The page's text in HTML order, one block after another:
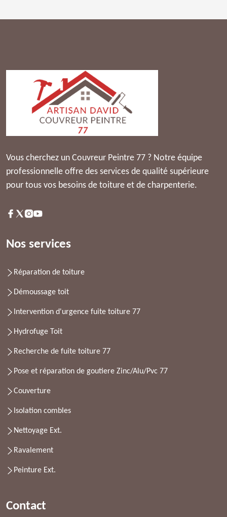
Vous cherchez un Couvreur Peintre 77 ? Notre équipe
professionnelle offre des services de qualité supérieure
pour tous vos besoins de toiture et de charpenterie.
Nos services
Réparation de toiture
Démoussage toit
Intervention d'urgence fuite toiture 77
Hydrofuge Toit
Recherche de fuite toiture 77
Pose et réparation de goutiere Zinc/Alu/Pvc 77
Couverture
Isolation combles
Nettoyage Ext.
Ravalement
Peinture Ext.
Contact